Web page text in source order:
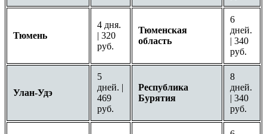
Тюмень
4 дня.
| 320
руб.
Тюменская
область
6
дней.
| 340
руб.
Улан-Удэ
5
дней. |
469
руб.
Республика
Бурятия
8
дней.
| 340
руб.